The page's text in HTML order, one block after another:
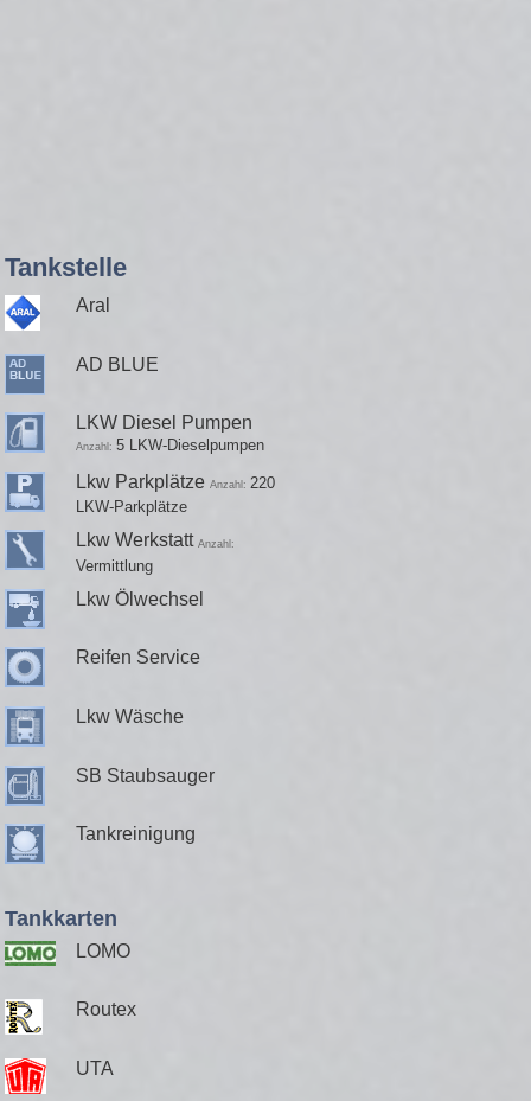
Tankstelle
Aral
AD BLUE
LKW Diesel Pumpen
Anzahl:5 LKW-Dieselpumpen
Lkw ParkplätzeAnzahl: 220
LKW-Parkplätze
Lkw Werkstatt Anzahl:
Vermittlung
Lkw Ölwechsel
Reifen Service
Lkw Wäsche
SB Staubsauger
Tankreinigung
Tankkarten
LOMO
Routex
UTA